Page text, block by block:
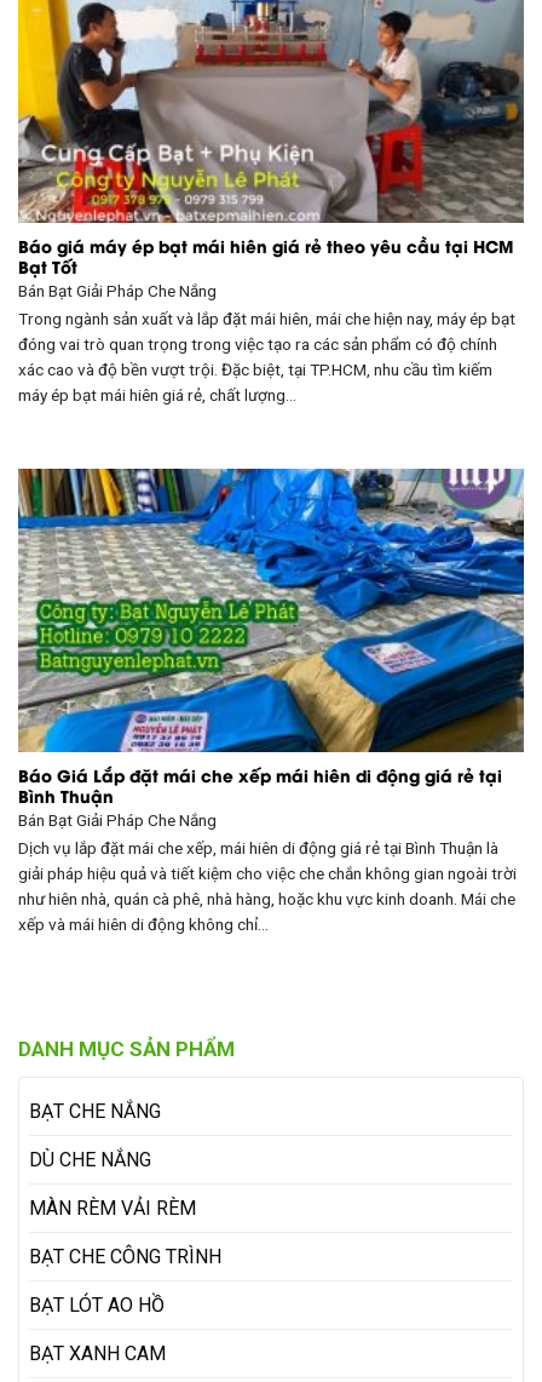
DANH MỤC SẢN PHẨM
BẠT CHE NẮNG
DÙ CHE NẮNG
MÀN RÈM VẢI RÈM
BẠT CHE CÔNG TRÌNH
BẠT LÓT AO HỒ
BẠT XANH CAM
Báo giá máy ép bạt mái hiên giá rẻ theo yêu cầu tại HCM
Bạt Tốt
Bán BạtGiải Pháp Che Nắng
Trong ngành sản xuất và lắp đặt mái hiên, mái che hiện nay, máy ép bạt
đóng vai trò quan trọng trong việc tạo ra các sản phẩm có độ chính
xác cao và độ bền vượt trội. Đặc biệt, tại TP.HCM, nhu cầu tìm kiếm
máy ép bạt mái hiên giá rẻ, chất lượng…
Báo Giá Lắp đặt mái che xếp mái hiên di động giá rẻ tại
Bình Thuận
Bán BạtGiải Pháp Che Nắng
Dịch vụ lắp đặt mái che xếp, mái hiên di động giá rẻ tại Bình Thuận là
giải pháp hiệu quả và tiết kiệm cho việc che chắn không gian ngoài trời
như hiên nhà, quán cà phê, nhà hàng, hoặc khu vực kinh doanh. Mái che
xếp và mái hiên di động không chỉ…